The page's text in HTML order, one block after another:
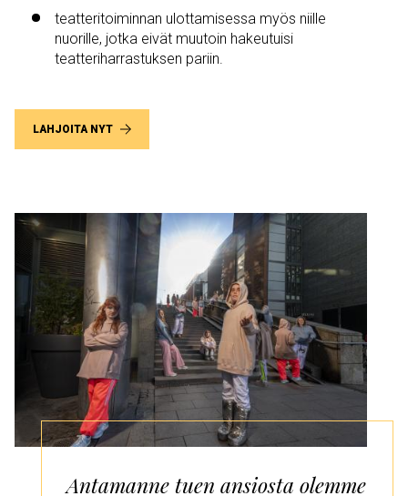
teatteritoiminnan ulottamisessa myös niille
nuorille, jotka eivät muutoin hakeutuisi
teatteriharrastuksen pariin.
LAHJOITA NYT
Antamanne tuen ansiosta olemme